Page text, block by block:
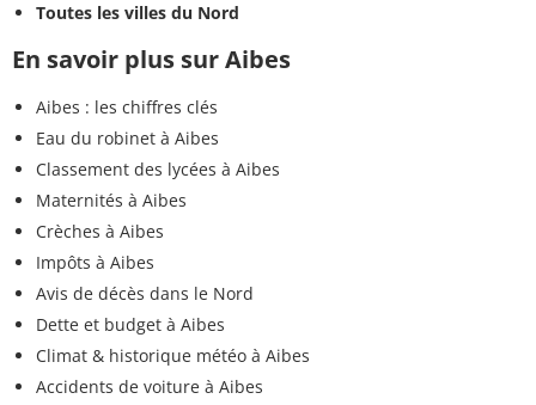
Toutes les villes du Nord
En savoir plus sur Aibes
Aibes : les chiffres clés
Eau du robinet à Aibes
Classement des lycées à Aibes
Maternités à Aibes
Crèches à Aibes
Impôts à Aibes
Avis de décès dans le Nord
Dette et budget à Aibes
Climat & historique météo à Aibes
Accidents de voiture à Aibes